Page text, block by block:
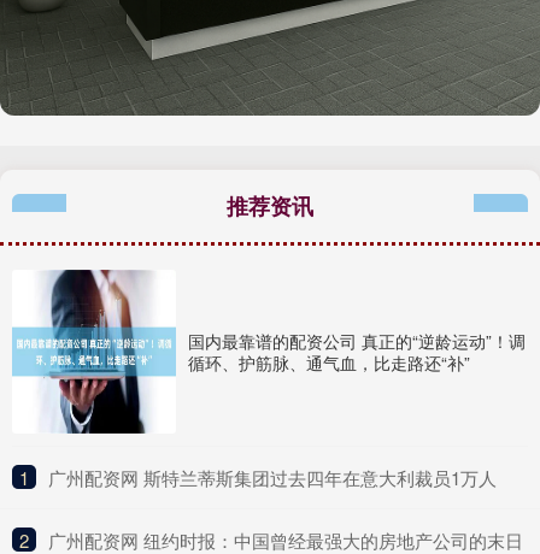
推荐资讯
国内最靠谱的配资公司 真正的“逆龄运动”！调
循环、护筋脉、通气血，比走路还“补”
1 ​广州配资网 斯特兰蒂斯集团过去四年在意大利裁员1万人
2 ​广州配资网 纽约时报：中国曾经最强大的房地产公司的末日